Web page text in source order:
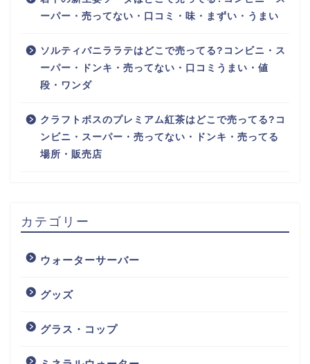
ーパー・売ってない・口コミ・味・まずい・うまい
ソルティバニララテはどこで売ってる?コンビニ・ス
ーパー・ドンキ・売ってない・口コミうまい・値
段・ワンダ
クラフトボスのプレミアム紅茶はどこで売ってる?コ
ンビニ・スーパー・売ってない・ドンキ・売ってる
場所・販売店
カテゴリー
ウォーターサーバー
グッズ
グラス・コップ